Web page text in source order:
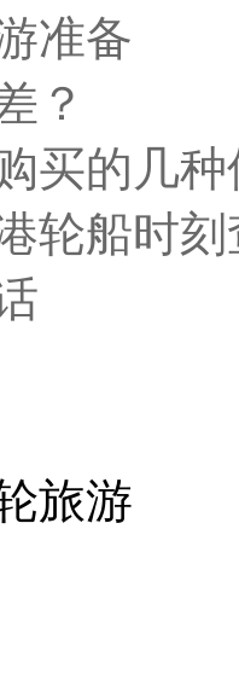
准备
？
买的几种
轮船时
旅游